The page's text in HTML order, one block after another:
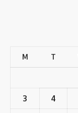
M T
3 4